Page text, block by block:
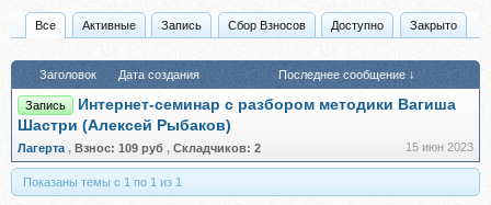
Все Активные Запись Сбор Взносов Доступно Закрыто
Заголовок Дата создания Последнее сообщение ↓
Запись
Интернет-семинар с разбором методики Вагиша
Шастри (Алексей Рыбаков)
Лагерта , Взнос: 109 руб , Складчиков: 2 15 июн 2023
Показаны темы с 1 по 1 из 1